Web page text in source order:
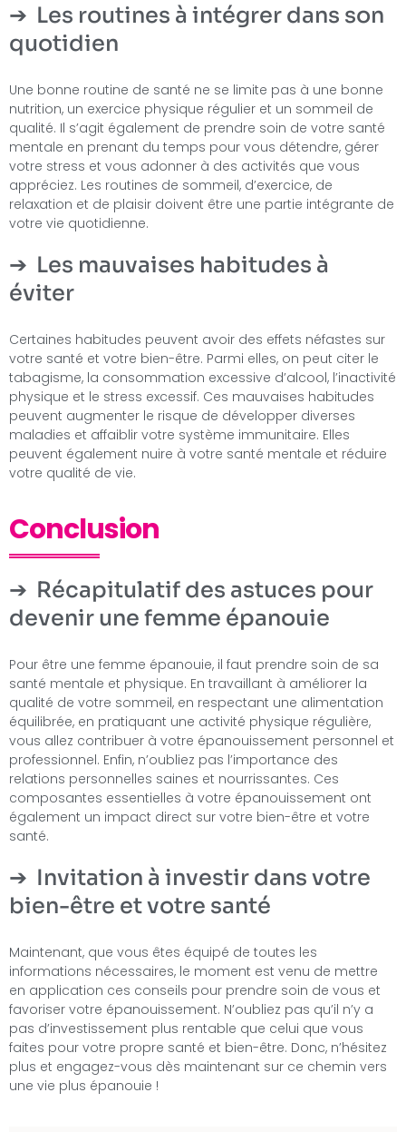
Les routines à intégrer dans son
quotidien
Une bonne routine de santé ne se limite pas à une bonne
nutrition, un exercice physique régulier et un sommeil de
qualité. Il s’agit également de prendre soin de votre santé
mentale en prenant du temps pour vous détendre, gérer
votre stress et vous adonner à des activités que vous
appréciez. Les routines de sommeil, d’exercice, de
relaxation et de plaisir doivent être une partie intégrante de
votre vie quotidienne.
Les mauvaises habitudes à
éviter
Certaines habitudes peuvent avoir des effets néfastes sur
votre santé et votre bien-être. Parmi elles, on peut citer le
tabagisme, la consommation excessive d’alcool, l’inactivité
physique et le stress excessif. Ces mauvaises habitudes
peuvent augmenter le risque de développer diverses
maladies et affaiblir votre système immunitaire. Elles
peuvent également nuire à votre santé mentale et réduire
votre qualité de vie.
Conclusion
Récapitulatif des astuces pour
devenir une femme épanouie
Pour être une femme épanouie, il faut prendre soin de sa
santé mentale et physique. En travaillant à améliorer la
qualité de votre sommeil, en respectant une alimentation
équilibrée, en pratiquant une activité physique régulière,
vous allez contribuer à votre épanouissement personnel et
professionnel. Enfin, n’oubliez pas l’importance des
relations personnelles saines et nourrissantes. Ces
composantes essentielles à votre épanouissement ont
également un impact direct sur votre bien-être et votre
santé.
Invitation à investir dans votre
bien-être et votre santé
Maintenant, que vous êtes équipé de toutes les
informations nécessaires, le moment est venu de mettre
en application ces conseils pour prendre soin de vous et
favoriser votre épanouissement. N’oubliez pas qu’il n’y a
pas d’investissement plus rentable que celui que vous
faites pour votre propre santé et bien-être. Donc, n’hésitez
plus et engagez-vous dès maintenant sur ce chemin vers
une vie plus épanouie !